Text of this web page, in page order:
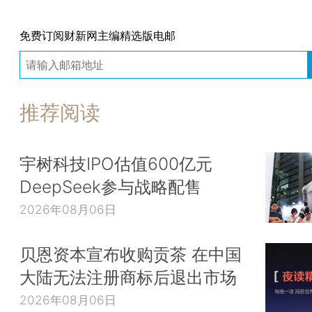
免费订阅财新网主编精选版电邮
推荐阅读
宇树科技IPO估值600亿元
DeepSeek参与战略配售
2026年08月06日
贝恩资本宣布收购贡茶 在中国
大陆无法注册商标后退出市场
2026年08月06日